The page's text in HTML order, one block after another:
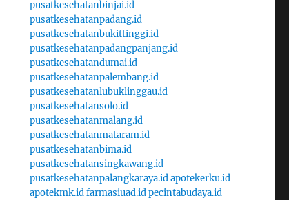
pusatkesehatanbinjai.id
pusatkesehatanpadang.id
pusatkesehatanbukittinggi.id
pusatkesehatanpadangpanjang.id
pusatkesehatandumai.id
pusatkesehatanpalembang.id
pusatkesehatanlubuklinggau.id
pusatkesehatansolo.id
pusatkesehatanmalang.id
pusatkesehatanmataram.id
pusatkesehatanbima.id
pusatkesehatansingkawang.id
pusatkesehatanpalangkaraya.idapotekerku.id
apotekmk.idfarmasiuad.idpecintabudaya.id